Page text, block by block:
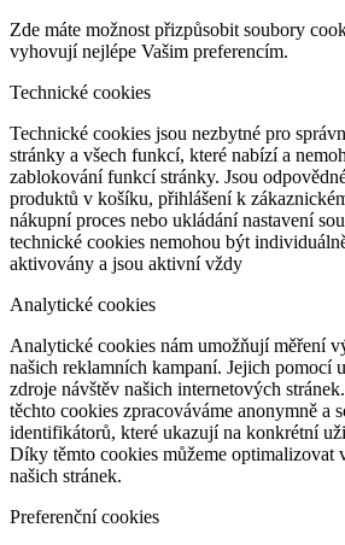
Zde máte možnost přizpůsobit soubory
vyhovují nejlépe Vašim preferencím.
Technické cookies
Technické cookies jsou nezbytné pro
stránky a všech funkcí, které nabízí a
zablokování funkcí stránky. Jsou
produktů v košíku, přihlášení k
nákupní proces nebo ukládání nastavení
technické cookies nemohou být
aktivovány a jsou aktivní vždy
Analytické cookies
Analytické cookies nám umožňují měření
našich reklamních kampaní. Jejich pomocí
zdroje návštěv našich internetových
těchto cookies zpracováváme anonymně a
identifikátorů, které ukazují na konkrétní
Díky těmto cookies můžeme optimalizovat
našich stránek.
Preferenční cookies